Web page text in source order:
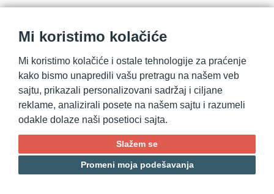
Mi koristimo kolačiće
Mi koristimo kolačiće i ostale tehnologije za praćenje
kako bismo unapredili vašu pretragu na našem veb
sajtu, prikazali personalizovani sadržaj i ciljane
reklame, analizirali posete na našem sajtu i razumeli
odakle dolaze naši posetioci sajta.
Slažem se
Promeni moja podešavanja